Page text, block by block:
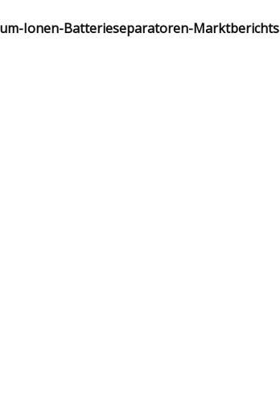
Ionen-Batterieseparatoren-Marktberichts